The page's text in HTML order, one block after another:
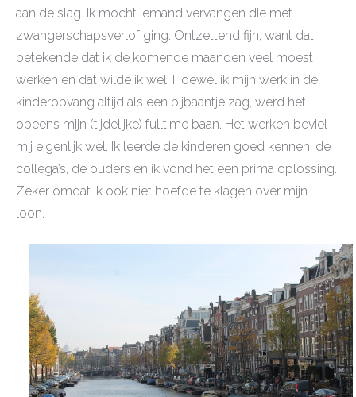
aan de slag. Ik mocht iemand vervangen die met
zwangerschapsverlof ging. Ontzettend fijn, want dat
betekende dat ik de komende maanden veel moest
werken en dat wilde ik wel. Hoewel ik mijn werk in de
kinderopvang altijd als een bijbaantje zag, werd het
opeens mijn (tijdelijke) fulltime baan. Het werken beviel
mij eigenlijk wel. Ik leerde de kinderen goed kennen, de
collega’s, de ouders en ik vond het een prima oplossing.
Zeker omdat ik ook niet hoefde te klagen over mijn
loon.